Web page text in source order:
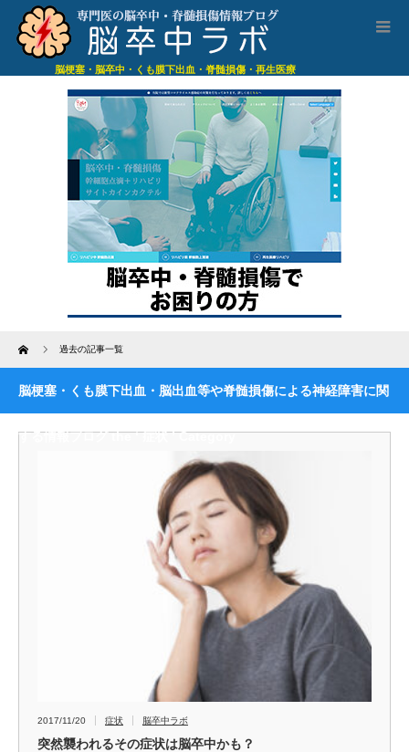
脳梗塞・脳卒中・くも膜下出血・脊髄損傷・再生医療
Home 過去の記事一覧
脳梗塞・くも膜下出血・脳出血等や脊髄損傷による神経障害に関
する情報ブログ the ‘ 症状 ’ Category
2017/11/20 症状 脳卒中ラボ
突然襲われるその症状は脳卒中かも？